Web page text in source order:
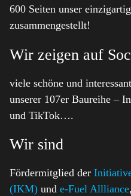
600 Seiten unser
zusammengestellt!
Wir zeigen auf
viele schöne und
unserer 107er Baureihe –
und TikTok….
Wir sind
Fördermitglied der
(IKM) und e-Fuel Allliance